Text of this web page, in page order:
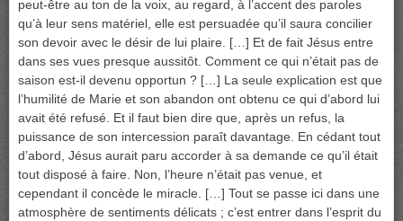
peut-être au ton de la voix, au regard, à l’accent des paroles
qu’à leur sens matériel, elle est persuadée qu’il saura concilier
son devoir avec le désir de lui plaire. […] Et de fait Jésus entre
dans ses vues presque aussitôt. Comment ce qui n’était pas de
saison est-il devenu opportun ? […] La seule explication est que
l’humilité de Marie et son abandon ont obtenu ce qui d’abord lui
avait été refusé. Et il faut bien dire que, après un refus, la
puissance de son intercession paraît davantage. En cédant tout
d’abord, Jésus aurait paru accorder à sa demande ce qu’il était
tout disposé à faire. Non, l’heure n’était pas venue, et
cependant il concède le miracle. […] Tout se passe ici dans une
atmosphère de sentiments délicats ; c’est entrer dans l’esprit du